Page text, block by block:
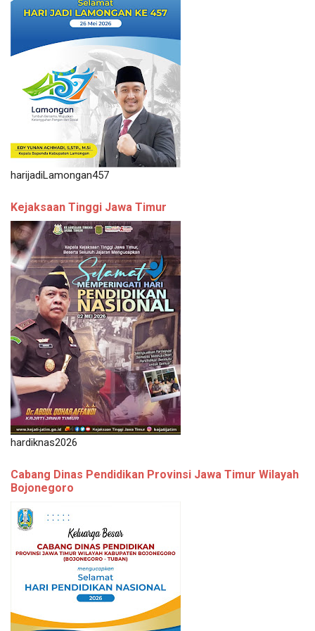
harijadiLamongan457
Kejaksaan Tinggi Jawa Timur
hardiknas2026
Cabang Dinas Pendidikan Provinsi Jawa Timur Wilayah
Bojonegoro